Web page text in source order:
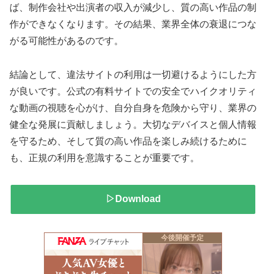
ば、制作会社や出演者の収入が減少し、質の高い作品の制
作ができなくなります。その結果、業界全体の衰退につな
がる可能性があるのです。
結論として、違法サイトの利用は一切避けるようにした方
が良いです。公式の有料サイトでの安全でハイクオリティ
な動画の視聴を心がけ、自分自身を危険から守り、業界の
健全な発展に貢献しましょう。大切なデバイスと個人情報
を守るため、そして質の高い作品を楽しみ続けるために
も、正規の利用を意識することが重要です。
▷Download